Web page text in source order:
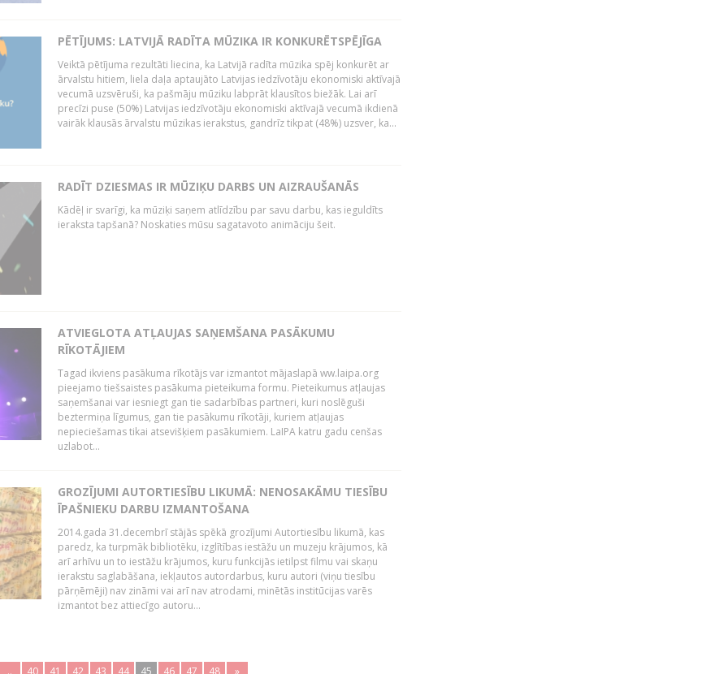
PĒTĪJUMS: LATVIJĀ RADĪTA MŪZIKA IR KONKURĒTSPĒJĪGA
Veiktā pētījuma rezultāti liecina, ka Latvijā radīta mūzika spēj konkurēt ar
ārvalstu hitiem, liela daļa aptaujāto Latvijas iedzīvotāju ekonomiski aktīvajā
vecumā uzsvēruši, ka pašmāju mūziku labprāt klausītos biežāk. Lai arī
precīzi puse (50%) Latvijas iedzīvotāju ekonomiski aktīvajā vecumā ikdienā
vairāk klausās ārvalstu mūzikas ierakstus, gandrīz tikpat (48%) uzsver, ka...
RADĪT DZIESMAS IR MŪZIĶU DARBS UN AIZRAUŠANĀS
Kādēļ ir svarīgi, ka mūziķi saņem atlīdzību par savu darbu, kas ieguldīts
ieraksta tapšanā? Noskaties mūsu sagatavoto animāciju šeit.
ATVIEGLOTA ATĻAUJAS SAŅEMŠANA PASĀKUMU
RĪKOTĀJIEM
Tagad ikviens pasākuma rīkotājs var izmantot mājaslapā ww.laipa.org
pieejamo tiešsaistes pasākuma pieteikuma formu. Pieteikumus atļaujas
saņemšanai var iesniegt gan tie sadarbības partneri, kuri noslēguši
beztermiņa līgumus, gan tie pasākumu rīkotāji, kuriem atļaujas
nepieciešamas tikai atsevišķiem pasākumiem. LaIPA katru gadu cenšas
uzlabot...
GROZĪJUMI AUTORTIESĪBU LIKUMĀ: NENOSAKĀMU TIESĪBU
ĪPAŠNIEKU DARBU IZMANTOŠANA
2014.gada 31.decembrī stājās spēkā grozījumi Autortiesību likumā, kas
paredz, ka turpmāk bibliotēku, izglītības iestāžu un muzeju krājumos, kā
arī arhīvu un to iestāžu krājumos, kuru funkcijās ietilpst filmu vai skaņu
ierakstu saglabāšana, iekļautos autordarbus, kuru autori (viņu tiesību
pārņēmēji) nav zināmi vai arī nav atrodami, minētās institūcijas varēs
izmantot bez attiecīgo autoru...
.. 40 41 42 43 44 45 46 47 48 »